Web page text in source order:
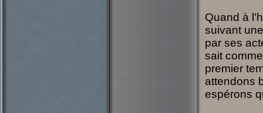
Quand à
suivant
par ses
sait
premier
attendons
espérons